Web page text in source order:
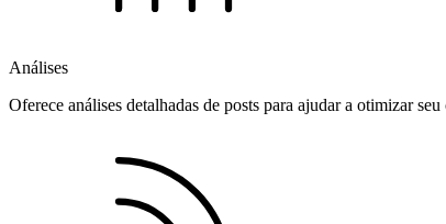
Análises
Oferece análises detalhadas de posts para ajudar a otimizar